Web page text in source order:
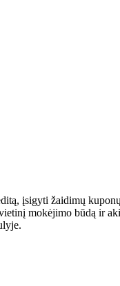
įsigyti žaidimų
mokėjimo būdą ir